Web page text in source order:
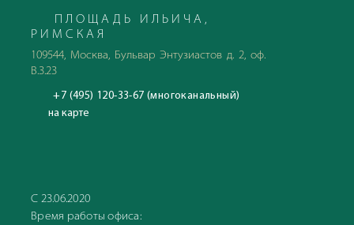
ПЛОЩАДЬ ИЛЬИЧА,
РИМСКАЯ
109544, Москва, Бульвар Энтузиастов д. 2, оф.
В.3.23
+7 (495) 120-33-67 (многоканальный)
на карте
С 23.06.2020
Время работы офиса: